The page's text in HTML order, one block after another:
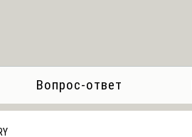
Вопрос-ответ